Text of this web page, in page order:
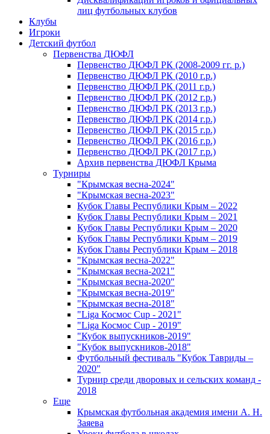
лиц футбольных клубов
Клубы
Игроки
Детский футбол
Первенства ДЮФЛ
Первенство ДЮФЛ РК (2008-2009 гг. р.)
Первенство ДЮФЛ РК (2010 г.р.)
Первенство ДЮФЛ РК (2011 г.р.)
Первенство ДЮФЛ РК (2012 г.р.)
Первенство ДЮФЛ РК (2013 г.р.)
Первенство ДЮФЛ РК (2014 г.р.)
Первенство ДЮФЛ РК (2015 г.р.)
Первенство ДЮФЛ РК (2016 г.р.)
Первенство ДЮФЛ РК (2017 г.р.)
Архив первенства ДЮФЛ Крыма
Турниры
"Крымская весна-2024"
"Крымская весна-2023"
Кубок Главы Республики Крым – 2022
Кубок Главы Республики Крым – 2021
Кубок Главы Республики Крым – 2020
Кубок Главы Республики Крым – 2019
Кубок Главы Республики Крым – 2018
"Крымская весна-2022"
"Крымская весна-2021"
"Крымская весна-2020"
"Крымская весна-2019"
"Крымская весна-2018"
"Liga Космос Cup - 2021"
"Liga Космос Cup - 2019"
"Кубок выпускников-2019"
"Кубок выпускников-2018"
Футбольный фестиваль "Кубок Тавриды –
2020"
Турнир среди дворовых и сельских команд -
2018
Еще
Крымская футбольная академия имени А. Н.
Заяева